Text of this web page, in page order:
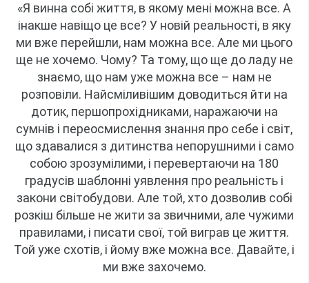
«Я винна собі життя, в якому мені можна все. А
інакше навіщо це все? У новій реальності, в яку
ми вже перейшли, нам можна все. Але ми цього
ще не хочемо. Чому? Та тому, що ще до ладу не
знаємо, що нам уже можна все – нам не
розповіли. Найсміливішим доводиться йти на
дотик, першопрохідниками, наражаючи на
сумнів і переосмислення знання про себе і світ,
що здавалися з дитинства непорушними і само
собою зрозумілими, і перевертаючи на 180
градусів шаблонні уявлення про реальність і
закони світобудови. Але той, хто дозволив собі
розкіш більше не жити за звичними, але чужими
правилами, і писати свої, той виграв це життя.
Той уже схотів, і йому вже можна все. Давайте, і
ми вже захочемо.